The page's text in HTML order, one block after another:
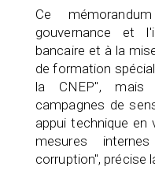
Ce
gouvernance et
bancaire et à la
de formation
la CNEP", mais
campagnes de
appui technique
mesures
corruption", précise